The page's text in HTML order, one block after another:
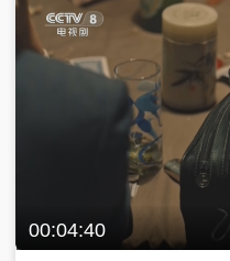
00:04:40